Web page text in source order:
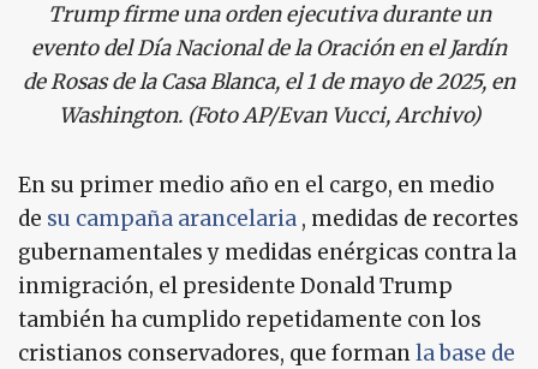
Trump firme una orden ejecutiva durante un
evento del Día Nacional de la Oración en el Jardín
de Rosas de la Casa Blanca, el 1 de mayo de 2025, en
Washington. (Foto AP/Evan Vucci, Archivo)
En su primer medio año en el cargo, en medio
de su campaña arancelaria , medidas de recortes
gubernamentales y medidas enérgicas contra la
inmigración, el presidente Donald Trump
también ha cumplido repetidamente con los
cristianos conservadores, que formanla base de